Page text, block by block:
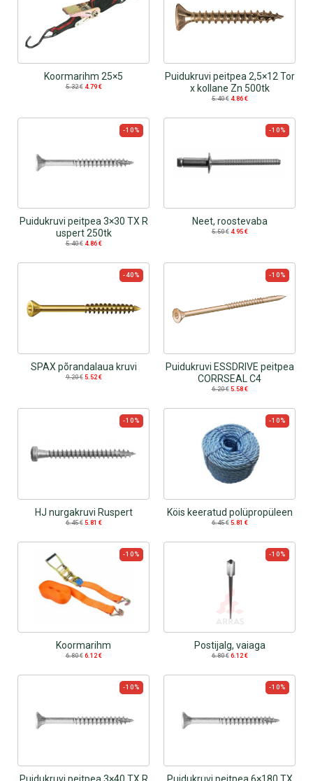
Koormarihm 25×5
5.32€ 4.79 €
Puidukruvi peitpea 2,5×12 Tor
x kollane Zn 500tk
5.40€ 4.86 €
-10%
Puidukruvi peitpea 3×30 TX R
uspert 250tk
5.40€ 4.86 €
-10%
Neet, roostevaba
5.50€ 4.95 €
-40%
SPAX põrandalaua kruvi
9.20€ 5.52€
-10%
Puidukruvi ESSDRIVE peitpea
CORRSEAL C4
6.20€ 5.58 €
-10%
HJ nurgakruvi Ruspert
6.45€ 5.81 €
-10%
Köis keeratud polüpropüleen
6.45€ 5.81 €
-10%
Koormarihm
6.80€ 6.12€
-10%
Postijalg, vaiaga
6.80€ 6.12€
-10%
Puidukruvi peitpea 3×40 TX R
-10%
Puidukruvi peitpea 6×180 TX